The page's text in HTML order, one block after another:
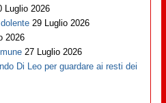
Luglio 2026
29 Luglio 2026
2026
27 Luglio 2026
Di Leo per guardare ai resti dei